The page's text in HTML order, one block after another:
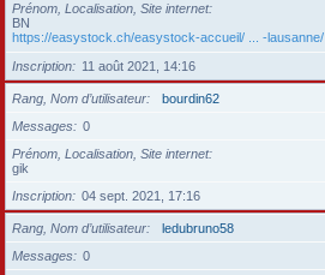
Prénom, Localisation, Site internet
BN
https://easystock.ch/easystock-accueil/ ... -lausanne/
Inscription
11 août 2021, 14:16
Rang, Nom d’utilisateur
bourdin62
Messages
0
Prénom, Localisation, Site internet
gik
Inscription
04 sept. 2021, 17:16
Rang, Nom d’utilisateur
ledubruno58
Messages
0